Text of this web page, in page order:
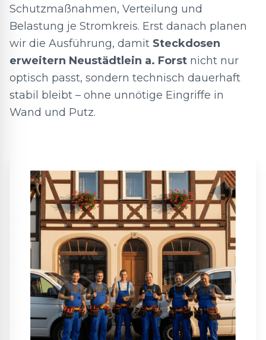
Schutzmaßnahmen, Verteilung und
Belastung je Stromkreis. Erst danach planen
wir die Ausführung, damit Steckdosen
erweitern Neustädtlein a. Forst nicht nur
optisch passt, sondern technisch dauerhaft
stabil bleibt – ohne unnötige Eingriffe in
Wand und Putz.